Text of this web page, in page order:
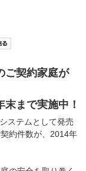
ご契約家庭が
まで実施中！
ステムとして発売
約件数が、2014年